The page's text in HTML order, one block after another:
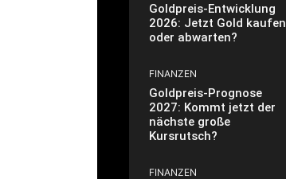
Goldpreis-Entwicklung
2026: Jetzt Gold kaufen
oder abwarten?
FINANZEN
Goldpreis-Prognose
2027: Kommt jetzt der
nächste große
Kursrutsch?
FINANZEN